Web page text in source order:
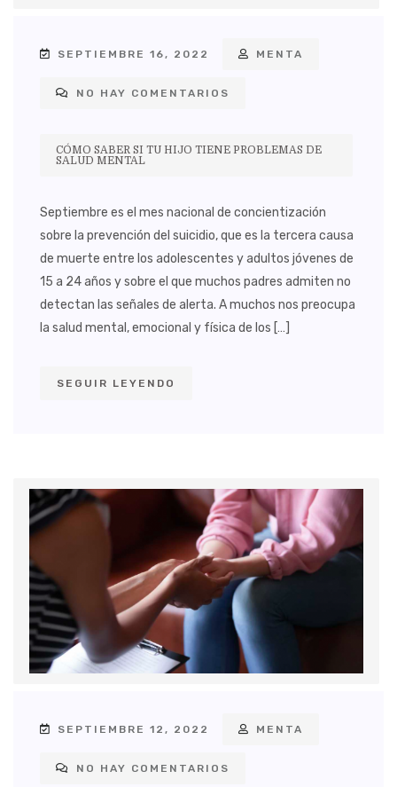
SEPTIEMBRE 16, 2022 MENTA
NO HAY COMENTARIOS
CÓMO SABER SI TU HIJO TIENE PROBLEMAS DE
SALUD MENTAL
Septiembre es el mes nacional de concientización
sobre la prevención del suicidio, que es la tercera causa
de muerte entre los adolescentes y adultos jóvenes de
15 a 24 años y sobre el que muchos padres admiten no
detectan las señales de alerta. A muchos nos preocupa
la salud mental, emocional y física de los […]
SEGUIR LEYENDO
SEPTIEMBRE 12, 2022 MENTA
NO HAY COMENTARIOS